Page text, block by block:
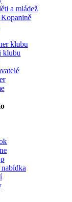
a mládež
klubu
klubu